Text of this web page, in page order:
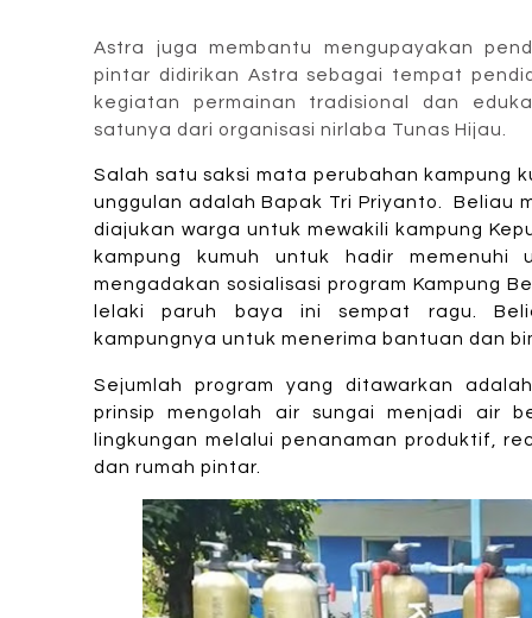
Astra juga membantu mengupayakan
pintar didirikan Astra sebagai tempat
kegiatan permainan tradisional dan
satunya dari organisasi nirlaba Tunas Hijau.
Salah satu saksi mata perubahan kampung
unggulan adalah Bapak Tri Priyanto.
Beliau
diajukan warga untuk mewakili kampung
kampung kumuh untuk hadir memenuhi
mengadakan sosialisasi program Kampung
lelaki paruh baya ini sempat ragu.
kampungnya untuk menerima bantuan dan
Sejumlah program yang ditawarkan
prinsip mengolah air sungai menjadi air
lingkungan melalui penanaman produktif,
dan rumah pintar.